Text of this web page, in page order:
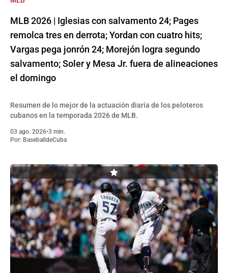
MLB 2026 | Iglesias con salvamento 24; Pages
remolca tres en derrota; Yordan con cuatro hits;
Vargas pega jonrón 24; Morejón logra segundo
salvamento; Soler y Mesa Jr. fuera de alineaciones
el domingo
Resumen de lo mejor de la actuación diaria de los peloteros
cubanos en la temporada 2026 de MLB.
03 ago. 2026•3 min.
Por: BaseballdeCuba